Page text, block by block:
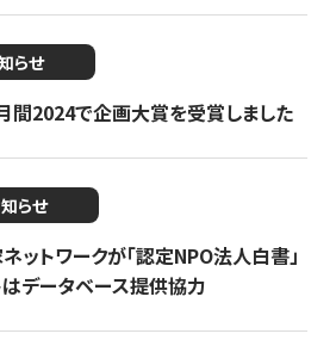
らせ
間2024で企画大賞を受賞しました
らせ
ットワークが「認定NPO法人白書」
はデータベース提供協力